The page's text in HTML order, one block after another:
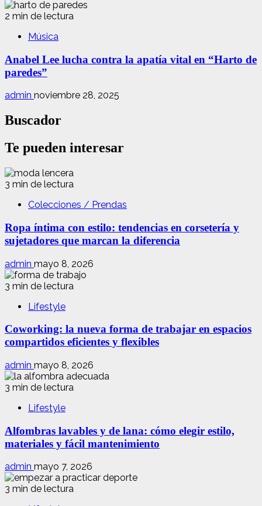
2 min de lectura
Música
Anabel Lee lucha contra la apatía vital en “Harto de
paredes”
admin noviembre 28, 2025
Buscador
Te pueden interesar
3 min de lectura
Colecciones / Prendas
Ropa íntima con estilo: tendencias en corsetería y
sujetadores que marcan la diferencia
admin mayo 8, 2026
3 min de lectura
Lifestyle
Coworking: la nueva forma de trabajar en espacios
compartidos eficientes y flexibles
admin mayo 8, 2026
3 min de lectura
Lifestyle
Alfombras lavables y de lana: cómo elegir estilo,
materiales y fácil mantenimiento
admin mayo 7, 2026
3 min de lectura